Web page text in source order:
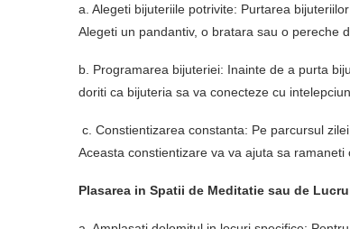
a. Alegeti bijuteriile potrivite: Purtarea
Alegeti un pandantiv, o bratara sau o pereche
b. Programarea bijuteriei: Inainte de a purta
doriti ca bijuteria sa va conecteze cu
c. Constientizarea constanta: Pe parcursul
Aceasta constientizare va va ajuta sa
Plasarea in Spatii de Meditatie sau de